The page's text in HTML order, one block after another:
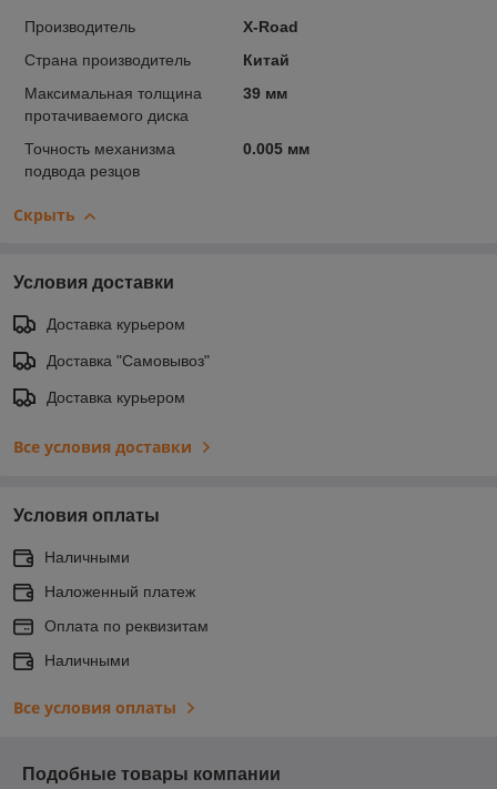
Производитель
X-Road
Страна производитель
Китай
Максимальная толщина
протачиваемого диска
39 мм
Точность механизма
подвода резцов
0.005 мм
Скрыть
Условия доставки
Доставка курьером
Доставка "Самовывоз"
Доставка курьером
Все условия доставки
Условия оплаты
Наличными
Наложенный платеж
Оплата по реквизитам
Наличными
Все условия оплаты
Подобные товары компании